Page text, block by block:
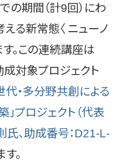
期間（計9回）にわ
る新常態〈 ニューノ
。この連続講座は
成対象プロジェクト
代・多分野共創による
」プロジェクト（代表
、助成番号：D21-L-
。